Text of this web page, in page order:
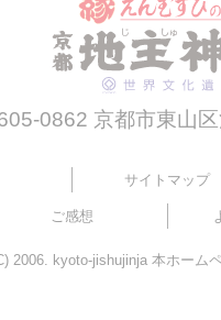
0862 京都市東山
サイトマップ
ご感想
2006. kyoto-jishujinja 本ホーム